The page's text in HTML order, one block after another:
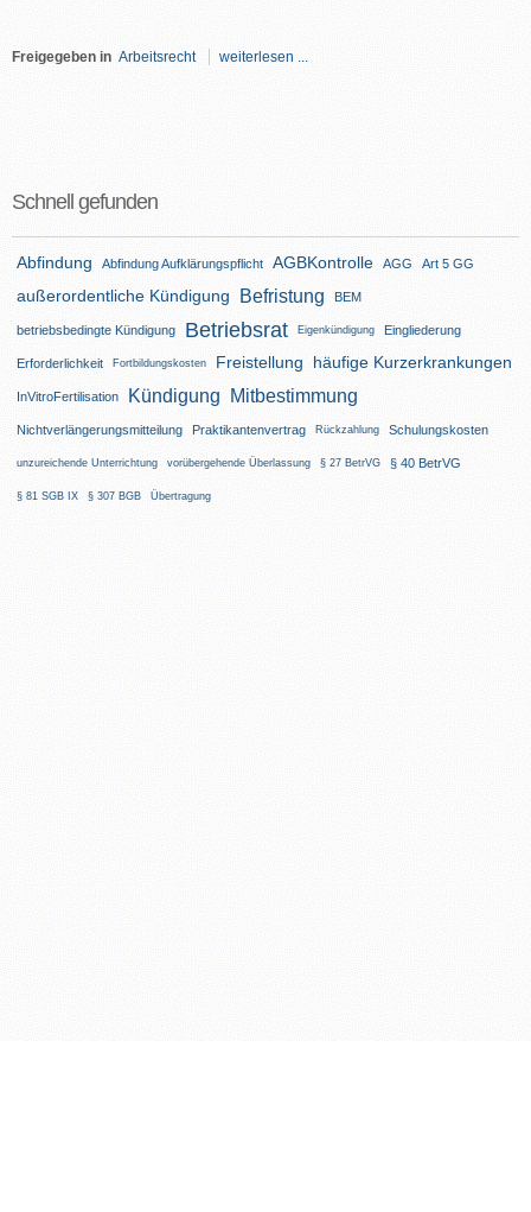
Freigegeben in Arbeitsrecht weiterlesen ...
Schnell gefunden
Abfindung Abfindung Aufklärungspflicht AGBKontrolle AGG Art 5 GG
außerordentliche Kündigung Befristung BEM
betriebsbedingte Kündigung Betriebsrat Eigenkündigung Eingliederung
Erforderlichkeit Fortbildungskosten Freistellung häufige Kurzerkrankungen
InVitroFertilisation Kündigung Mitbestimmung
Nichtverlängerungsmitteilung Praktikantenvertrag Rückzahlung Schulungskosten
unzureichende Unterrichtung vorübergehende Überlassung § 27 BetrVG § 40 BetrVG
§ 81 SGB IX § 307 BGB Übertragung